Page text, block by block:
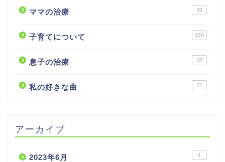
ママの治療 39
子育てについて 126
息子の治療 38
私の好きな曲 11
アーカイブ
2023年6月 1